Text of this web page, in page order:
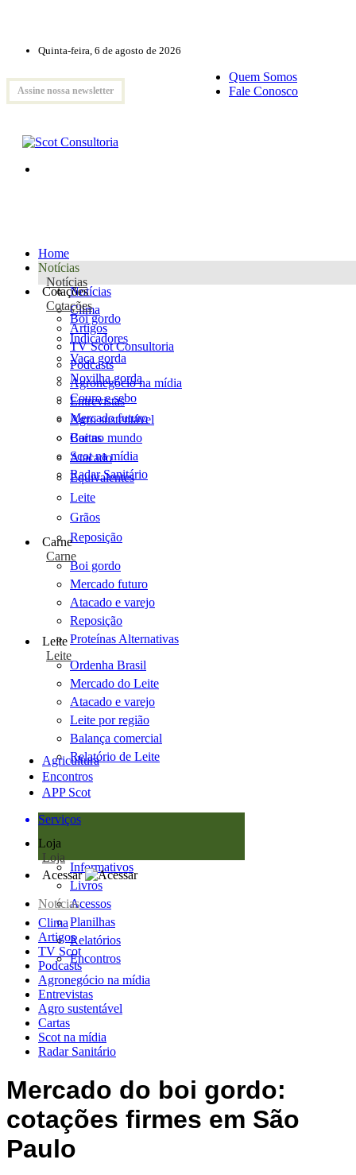
Quinta-feira, 6 de agosto de 2026
Assine nossa newsletter
Quem Somos
Fale Conosco
Home
Notícias
Notícias
Notícias
Clima
Artigos
TV Scot Consultoria
Podcasts
Agronegócio na mídia
Entrevistas
Agro sustentável
Cartas
Scot na mídia
Radar Sanitário
Cotações
Cotações
Boi gordo
Indicadores
Vaca gorda
Novilha gorda
Couro e sebo
Mercado futuro
Boi no mundo
Atacado
Equivalentes
Leite
Grãos
Reposição
Carne
Carne
Boi gordo
Mercado futuro
Atacado e varejo
Reposição
Proteínas Alternativas
Leite
Leite
Ordenha Brasil
Mercado do Leite
Atacado e varejo
Leite por região
Balança comercial
Relatório de Leite
Agricultura
Encontros
APP Scot
Serviços
Loja
Loja
Informativos
Livros
Acessos
Planilhas
Relatórios
Encontros
Acessar
Notícias
Clima
Artigos
TV Scot
Podcasts
Agronegócio na mídia
Entrevistas
Agro sustentável
Cartas
Scot na mídia
Radar Sanitário
Mercado do boi gordo:
cotações firmes em São
Paulo